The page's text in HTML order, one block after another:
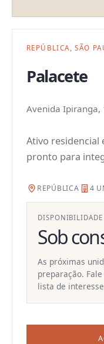
REPÚBLICA, SÃO
Palacete
Avenida Ipiranga,
Ativo residencial
pronto para
REPÚBLICA 4
DISPONIBILIDADE
Sob
As próximas
preparação.
lista de